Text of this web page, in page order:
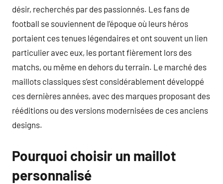
désir, recherchés par des passionnés. Les fans de
football se souviennent de l’époque où leurs héros
portaient ces tenues légendaires et ont souvent un lien
particulier avec eux, les portant fièrement lors des
matchs, ou même en dehors du terrain. Le marché des
maillots classiques s’est considérablement développé
ces dernières années, avec des marques proposant des
rééditions ou des versions modernisées de ces anciens
designs.
Pourquoi choisir un maillot
personnalisé